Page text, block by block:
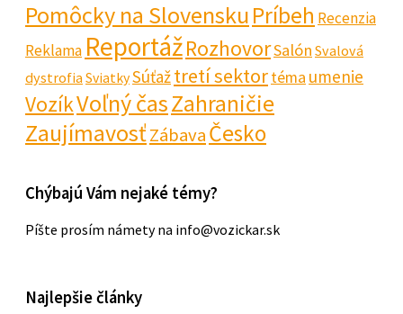
Pomôcky na SlovenskuPríbeh Recenzia
Reklama ReportážRozhovorSalón Svalová
dystrofiaSviatkySúťažtretí sektortéma umenie
VozíkVoľný časZahraničie
ZaujímavosťZábavaČesko
Chýbajú Vám nejaké témy?
Píšte prosím námety na info@vozickar.sk
Najlepšie články